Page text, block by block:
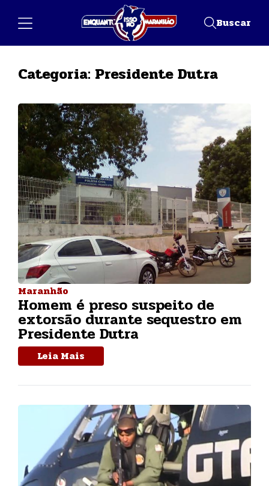
Buscar
Categoria: Presidente Dutra
Maranhão
Homem é preso suspeito de
extorsão durante sequestro em
Presidente Dutra
Leia Mais